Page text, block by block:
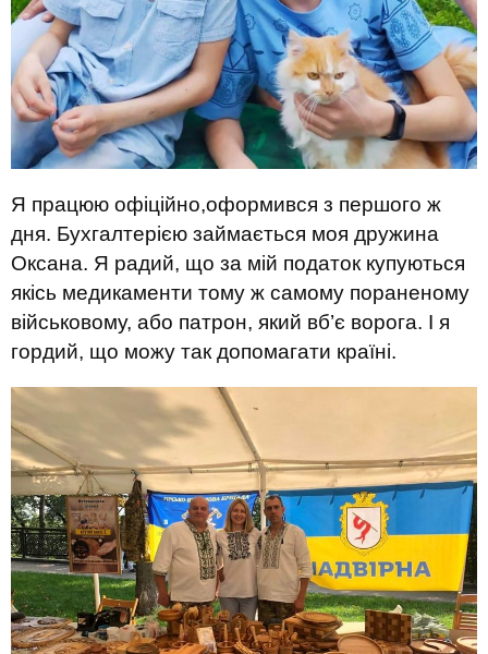
Я працюю офіційно,оформився з першого ж
дня. Бухгалтерією займається моя дружина
Оксана. Я радий, що за мій податок купуються
якісь медикаменти тому ж самому пораненому
військовому, або патрон, який вб’є ворога. І я
гордий, що можу так допомагати країні.